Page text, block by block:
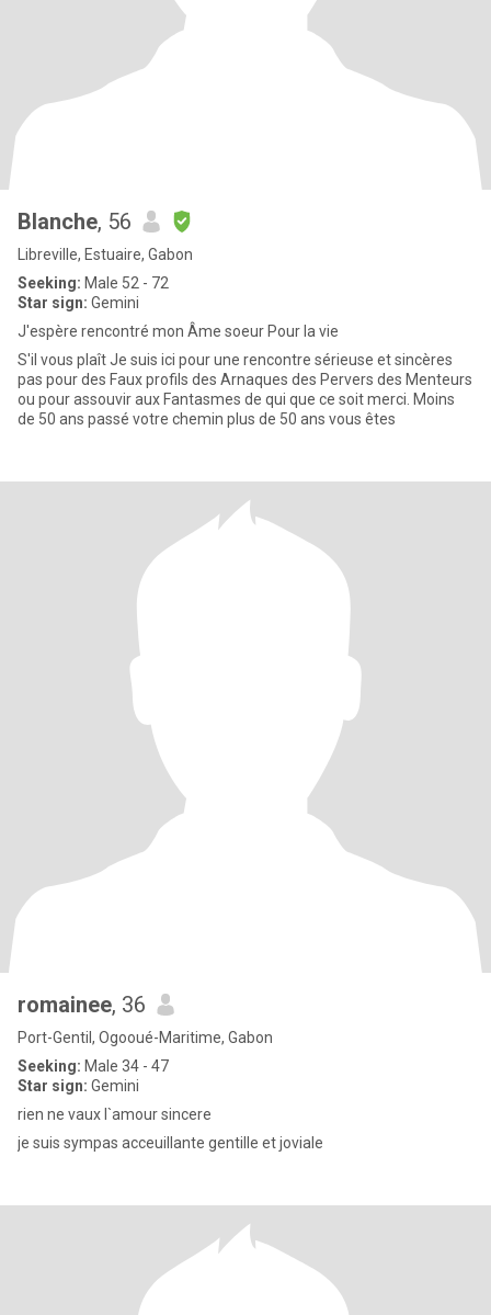
Blanche, 56
Libreville, Estuaire, Gabon
Seeking: Male 52 - 72
Star sign: Gemini
J'espère rencontré mon Âme soeur Pour la vie
S'il vous plaît Je suis ici pour une rencontre sérieuse et sincères
pas pour des Faux profils des Arnaques des Pervers des Menteurs
ou pour assouvir aux Fantasmes de qui que ce soit merci. Moins
de 50 ans passé votre chemin plus de 50 ans vous êtes
romainee, 36
Port-Gentil, Ogooué-Maritime, Gabon
Seeking: Male 34 - 47
Star sign: Gemini
rien ne vaux l`amour sincere
je suis sympas acceuillante gentille et joviale